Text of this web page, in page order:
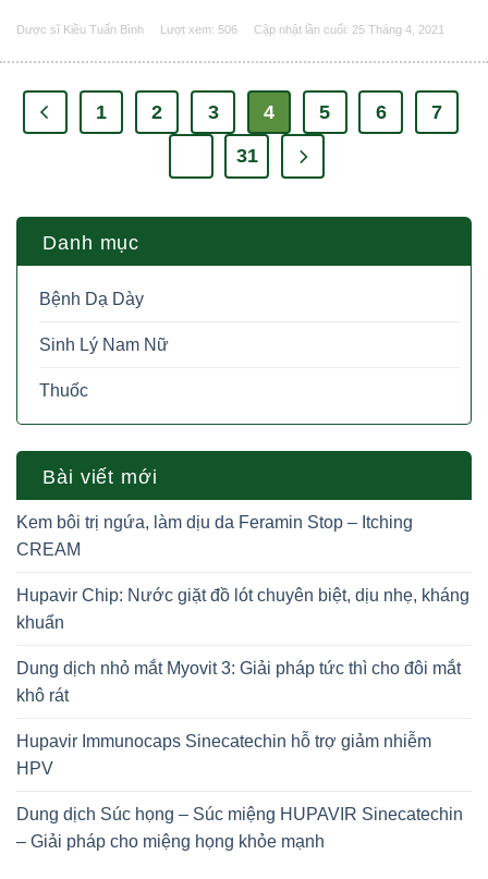
Dược sĩ Kiều Tuấn Bình Lượt xem: 506 Cập nhật lần cuối: 25 Tháng 4, 2021
1 2 3 4 5 6 7
31
Danh mục
Bệnh Dạ Dày
Sinh Lý Nam Nữ
Thuốc
Bài viết mới
Kem bôi trị ngứa, làm dịu da Feramin Stop – Itching
CREAM
Hupavir Chip: Nước giặt đồ lót chuyên biệt, dịu nhẹ, kháng
khuẩn
Dung dịch nhỏ mắt Myovit 3: Giải pháp tức thì cho đôi mắt
khô rát
Hupavir Immunocaps Sinecatechin hỗ trợ giảm nhiễm
HPV
Dung dịch Súc họng – Súc miệng HUPAVIR Sinecatechin
– Giải pháp cho miệng họng khỏe mạnh